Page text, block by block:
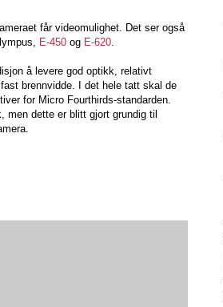
får videomulighet. Det ser også
E-450 og E-620.
å levere god optikk, relativt
brennvidde. I det hele tatt skal de
for Micro Fourthirds-standarden.
men dette er blitt gjort grundig til